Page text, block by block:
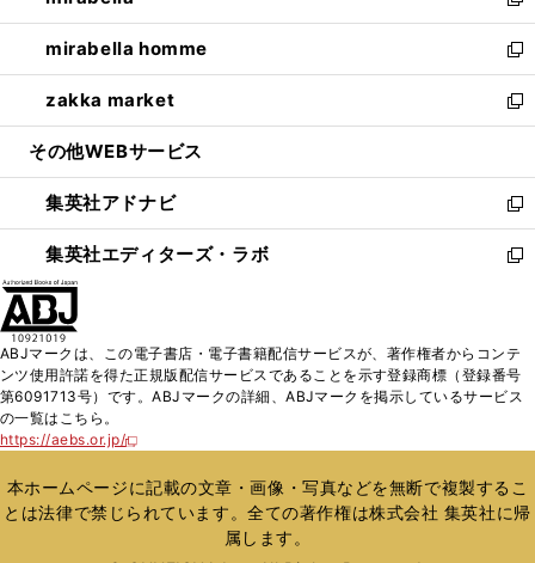
開
く
ウ
で
開
く
ン
ド
ウ
で
開
ウ
ィ
ン
ド
ウ
開
く
し
い
ウ
ィ
ン
ウ
で
開
く
mirabella homme
新
し
い
ウ
ン
ド
ウ
で
zakka market
新
し
ウ
ィ
ン
ド
く
その他WEBサービス
集英社アドナビ
新
し
い
ド
ウ
で
集英社エディターズ・ラボ
新
ィ
ン
開
く
ABJマークは、この電子書店・電子書籍配信サービスが、著作権者からコンテ
ンツ使用許諾を得た正規版配信サービスであることを示す登録商標（登録番号
第6091713号）です。ABJマークの詳細、ABJマークを掲示しているサービス
の一覧はこちら。
https://aebs.or.jp/
新
い
ウ
ィ
本ホームページに記載の文章・画像・写真などを無断で複製するこ
とは法律で禁じられています。全ての著作権は株式会社 集英社に帰
属します。